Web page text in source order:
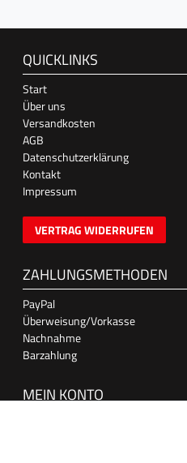
QUICKLINKS
Start
Über uns
Versandkosten
AGB
Datenschutzerklärung
Kontakt
Impressum
VERTRAG WIDERRUFEN
ZAHLUNGSMETHODEN
PayPal
Überweisung/Vorkasse
Nachnahme
Barzahlung
MEIN KONTO